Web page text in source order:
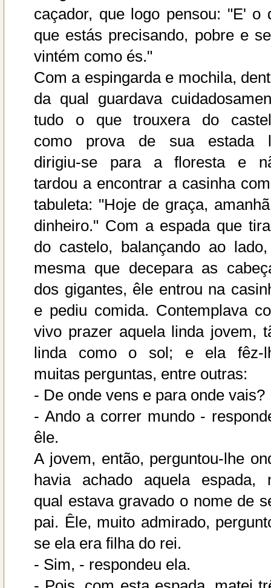
caçador, que logo pensou: "E' o
que estás precisando, pobre e
vintém como és."
Com a espingarda e mochila,
da qual guardava
tudo o que trouxera do
como prova de sua estada
dirigiu-se para a floresta e
tardou a encontrar a casinha
tabuleta: "Hoje de graça,
dinheiro." Com a espada que
do castelo, balançando ao
mesma que decepara as
dos gigantes, êle entrou na
e pediu comida. Contemplava
vivo prazer aquela linda jovem,
linda como o sol; e ela fêz-
muitas perguntas, entre outras:
- De onde vens e para onde vais?
- Ando a correr mundo -
êle.
A jovem, então, perguntou-lhe
havia achado aquela espada,
qual estava gravado o nome de
pai. Êle, muito admirado,
se ela era filha do rei.
- Sim, - respondeu ela.